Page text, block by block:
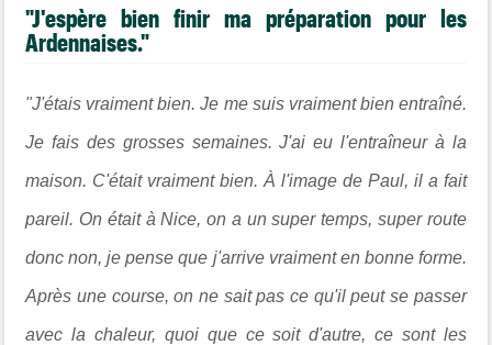
"J'espère bien finir ma préparation pour les
Ardennaises."
"J'étais vraiment bien. Je me suis vraiment bien entraîné.
Je fais des grosses semaines. J'ai eu l'entraîneur à la
maison. C'était vraiment bien. À l'image de Paul, il a fait
pareil. On était à Nice, on a un super temps, super route
donc non, je pense que j'arrive vraiment en bonne forme.
Après une course, on ne sait pas ce qu'il peut se passer
avec la chaleur, quoi que ce soit d'autre, ce sont les